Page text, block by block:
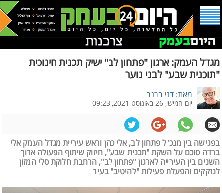
מגדל העמק: ארגון "פתחון לב" ישיק תכנית חינוכית
"תוכנית שבע" לבני נוער
מאת: דני ברנר
יום חמישי, 26 באוגוסט 2021, 09:23
בפגישה בין מנכ"ל פתחון לב, אלי כהן וראש עיריית מגדל העמק אלי
ברדה סוכם על השקת "תכנית שבע", חיזוק שיתוף הפעולה ארוך
השנים בין העירייה לארגון "פתחון לב", הרחבת חלוקת סלי המזון
לנזקקים והפעלת פעילות "להיטיב" בעיר